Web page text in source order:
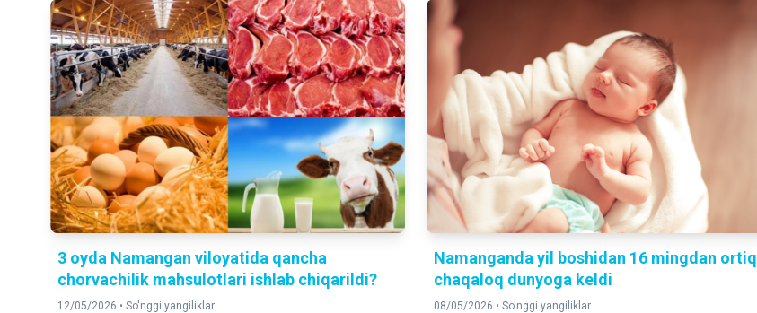
3 oyda Namangan viloyatida qancha
chorvachilik mahsulotlari ishlab chiqarildi?
12/05/2026 • So'nggi yangiliklar
Namanganda yil boshidan 16 mingdan ortiq
chaqaloq dunyoga keldi
08/05/2026 • So'nggi yangiliklar